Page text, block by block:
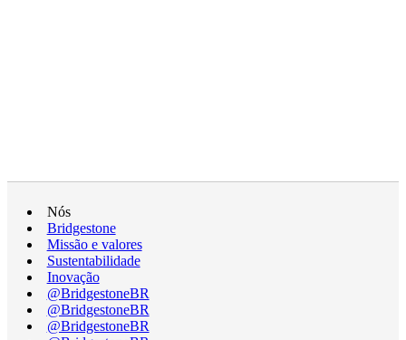
Nós
Bridgestone
Missão e valores
Sustentabilidade
Inovação
@BridgestoneBR
@BridgestoneBR
@BridgestoneBR